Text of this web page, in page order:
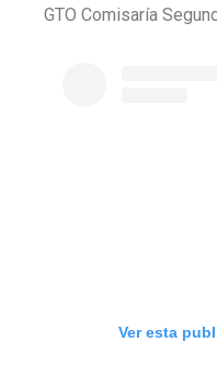
GTO Comisaría
Ver esta